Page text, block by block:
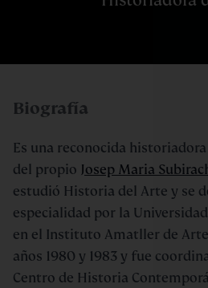
Biografía
Es una reconocida
del propio Josep Maria
estudió Historia del Arte y se
especialidad por la
en el Instituto Amatller de
años 1980 y 1983 y fue
Centro de Historia